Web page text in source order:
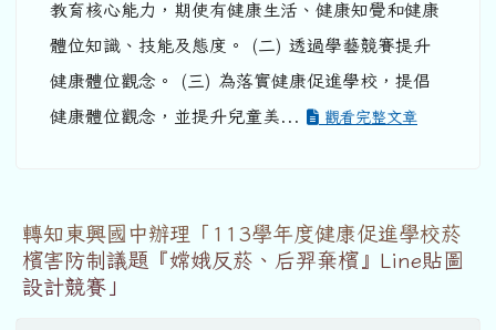
教育核心能力，期使有健康生活、健康知覺和健康
體位知識、技能及態度。 (二) 透過學藝競賽提升
健康體位觀念。 (三) 為落實健康促進學校，提倡
健康體位觀念，並提升兒童美...
觀看完整文章
轉知東興國中辦理「113學年度健康促進學校菸
檳害防制議題『嫦娥反菸、后羿棄檳』Line貼圖
設計競賽」